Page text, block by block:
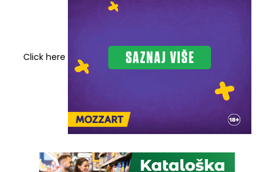
Click here